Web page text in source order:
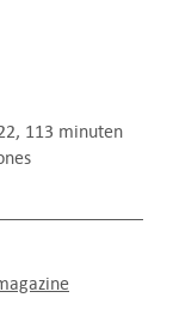
113 minuten